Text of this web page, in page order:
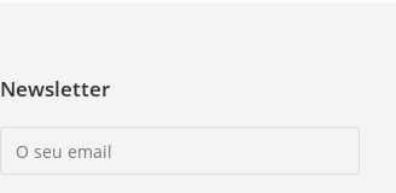
Newsletter